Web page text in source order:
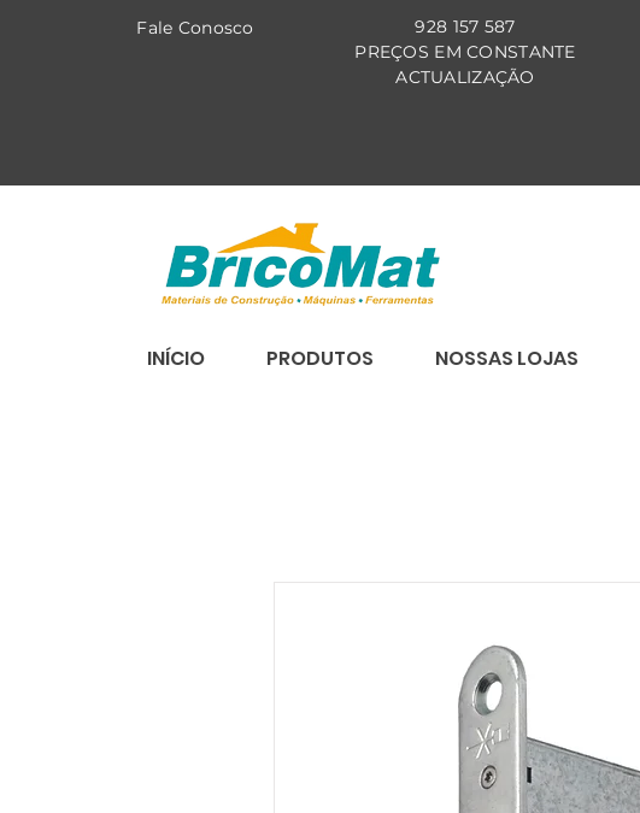
Fale Conosco
928 157 587
PREÇOS EM CONSTANTE
ACTUALIZAÇÃO
INÍCIO PRODUTOS NOSSAS LOJAS